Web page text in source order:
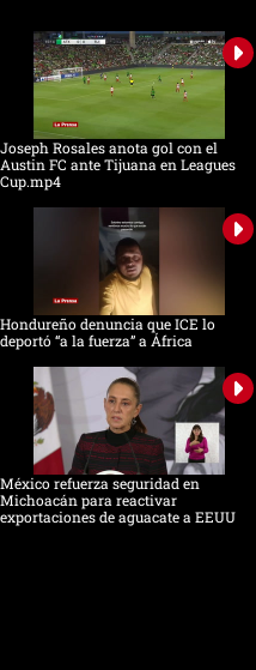
Joseph Rosales anota gol con el
Austin FC ante Tijuana en Leagues
Cup.mp4
Hondureño denuncia que ICE lo
deportó “a la fuerza” a África
México refuerza seguridad en
Michoacán para reactivar
exportaciones de aguacate a EEUU